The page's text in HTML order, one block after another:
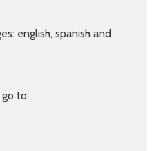
english, spanish and
to: